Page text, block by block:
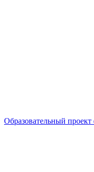
Образовательный проект